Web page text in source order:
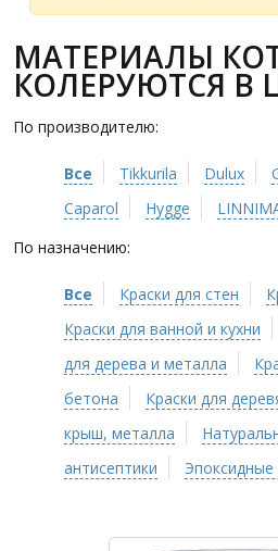
МАТЕРИАЛЫ
КОЛЕРУЮТСЯ В
По производителю:
Все Tikkurila Dulux
Caparol
Hygge
По назначению:
Все Краски для стен
Краски для ванной и кухни
для дерева и металла
бетона
Краски для
крыш, металла
антисептики
Эпоксидные